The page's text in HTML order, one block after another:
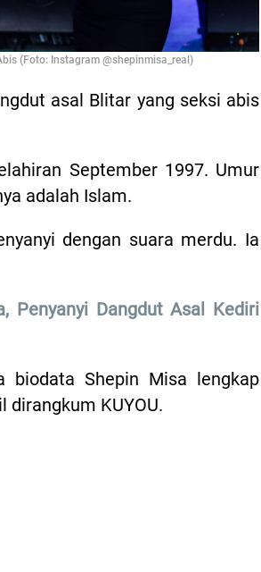
(Foto: Instagram @shepinmisa_real)
asal Blitar yang seksi abis
September 1997. Umur
adalah Islam.
dengan suara merdu. Ia
Penyanyi Dangdut Asal Kediri
biodata Shepin Misa lengkap
dirangkum KUYOU.